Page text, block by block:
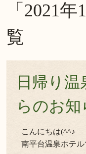
交通アクセス
当館の過ごし方
宿
よくある質問
「2021
覧
日帰り
らのお知
こんにちは(^^♪
南平台温泉ホテ